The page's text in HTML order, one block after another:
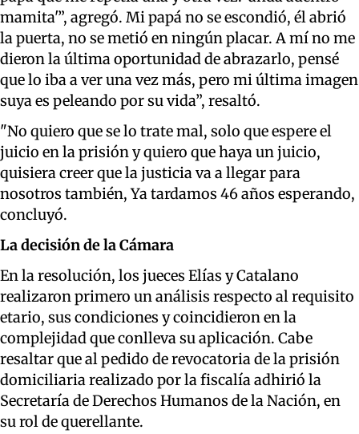
mamita'”, agregó. Mi papá no se escondió, él abrió
la puerta, no se metió en ningún placar. A mí no me
dieron la última oportunidad de abrazarlo, pensé
que lo iba a ver una vez más, pero mi última imagen
suya es peleando por su vida”, resaltó.
"No quiero que se lo trate mal, solo que espere el
juicio en la prisión y quiero que haya un juicio,
quisiera creer que la justicia va a llegar para
nosotros también, Ya tardamos 46 años esperando,
concluyó.
La decisión de la Cámara
En la resolución, los jueces Elías y Catalano
realizaron primero un análisis respecto al requisito
etario, sus condiciones y coincidieron en la
complejidad que conlleva su aplicación. Cabe
resaltar que al pedido de revocatoria de la prisión
domiciliaria realizado por la fiscalía adhirió la
Secretaría de Derechos Humanos de la Nación, en
su rol de querellante.